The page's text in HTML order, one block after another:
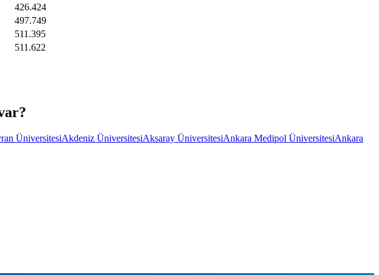
426.424
497.749
511.395
511.622
ÜniversitesiAkdeniz ÜniversitesiAksaray ÜniversitesiAnkara Medipol ÜniversitesiAnkara